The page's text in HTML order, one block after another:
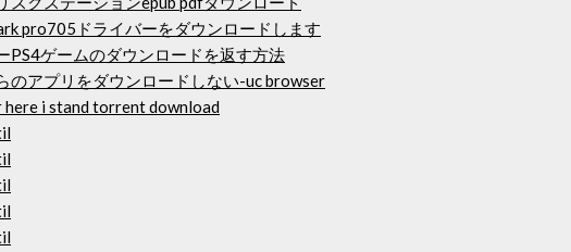
pro705ドライバーをダウンロードします
PS4ゲームのダウンロードを返す方法
のアプリをダウンロードしない-uc browser
here i stand torrent download